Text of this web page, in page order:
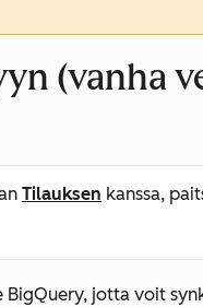
(vanha
Tilauksen kanssa,
BigQuery, jotta voit